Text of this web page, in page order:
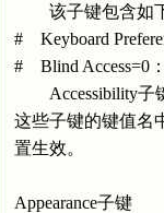
该子键包含如
# Keyboard
# Blind Access=0
Accessibility子键
这些子键的键值名
置生效。
Appearance子键